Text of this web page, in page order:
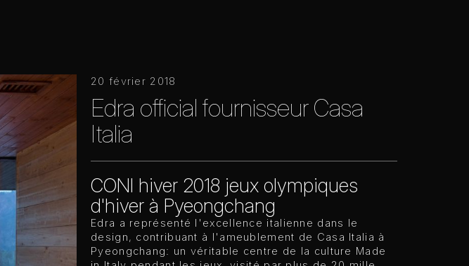
20 février 2018
Edra official fournisseur Casa
Italia
CONI hiver 2018 jeux olympiques
d'hiver à Pyeongchang
Edra a représenté l'excellence italienne dans le
design, contribuant à l'ameublement de Casa Italia à
Pyeongchang: un véritable centre de la culture Made